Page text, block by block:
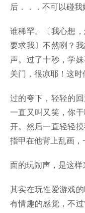
后．．．不可以碰我
谁稀罕。〔我心想
要求我〕不然咧？
声。过了十秒，学
关门，很凉耶！这
过的夸下，轻轻的
一直又叫又笑，你
开。然后一直轻轻
指甲在他背上乱画
面的玩闹声，是这样
其实在玩性爱游戏
有情趣的感觉，不